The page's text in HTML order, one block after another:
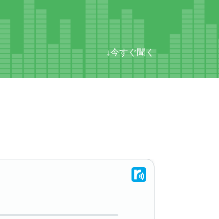
↓今すぐ聞く